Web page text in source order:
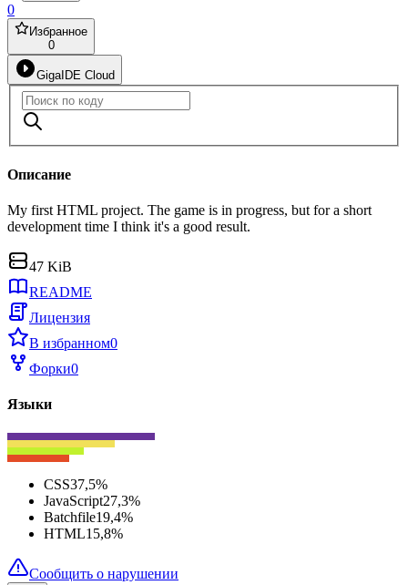
0
Избранное
0
GigaIDE Cloud
Описание
My first HTML project. The game is in progress, but for a short
development time I think it's a good result.
47 KiB
README
Лицензия
В избранном0
Форки0
Языки
CSS37,5%
JavaScript27,3%
Batchfile19,4%
HTML15,8%
Сообщить о нарушении